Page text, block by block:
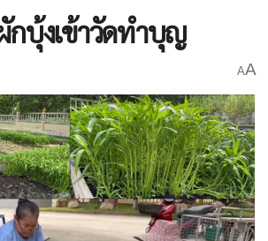
กบุ้งเข้าวัดทำบุญ​
AA